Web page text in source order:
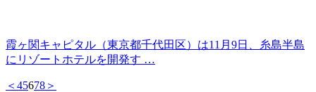
霞ヶ関キャピタル（東京都千代田区）は11月9日、糸島半島
にリゾートホテルを開発す …
＜ 45678 ＞